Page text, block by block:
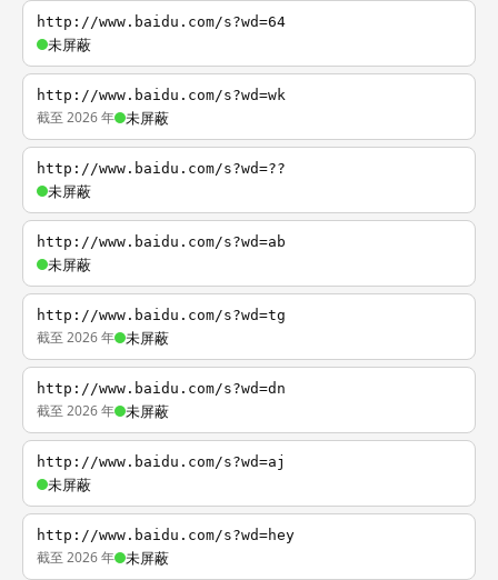
http://www.baidu.com/s?wd=64
未屏蔽
http://www.baidu.com/s?wd=wk
截至 2026 年 未屏蔽
http://www.baidu.com/s?wd=??
未屏蔽
http://www.baidu.com/s?wd=ab
未屏蔽
http://www.baidu.com/s?wd=tg
截至 2026 年 未屏蔽
http://www.baidu.com/s?wd=dn
截至 2026 年 未屏蔽
http://www.baidu.com/s?wd=aj
未屏蔽
http://www.baidu.com/s?wd=hey
截至 2026 年 未屏蔽